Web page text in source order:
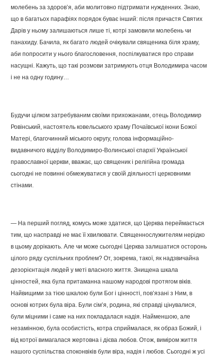
молебень за здоров’я, аби молитовно підтримати нужденних. Знаю,
що в багатьох парафіях порядок буває інший: після причастя Святих
Дарів у ньому залишаються лише ті, котрі замовили молебень чи
панахиду. Бачила, як багато людей очікували священика біля храму,
аби попросити у нього благословення, поспілкуватися про справи
насущні. Кажуть, що такі розмови затримують отця Володимира часом
і не на одну годину…
Будучи цілком затребуваним своїми прихожанами, отець Володимир
Ровінський, настоятель ковельського храму Почаївської ікони Божої
Матері, благочинний міського округу, голова інформаційно-
видавничого відділу Володимиро-Волинської єпархії Української
православної церкви, вважає, що священик і релігійна громада
сьогодні не повинні обмежуватися у своїй діяльності церковними
стінами.
— На перший погляд, комусь може здатися, що Церква переймається
тим, що насправді не має її хвилювати. Священнослужителям нерідко
в цьому дорікають. Але чи може сьогодні Церква залишатися осторонь
цілого ряду суспільних проблем? От, зокрема, такої, як надзвичайна
дезорієнтація людей у меті власного життя. Знищена шкала
цінностей, яка була притаманна нашому народові протягом віків.
Найвищими за тією шкалою були Бог і цінності, пов’язані з Ним, в
основі котрих була віра. Були сім’я, родина, які справді цінувалися,
були міцними і саме на них покладалася надія. Найменшою, але
незамінною, була особистість, котра сприймалася, як образ Божий, і
від котрої вимагалася жертовна і дієва любов. Отож, виміром життя
нашого суспільства споконвіків були віра, надія і любов. Сьогодні ж усі